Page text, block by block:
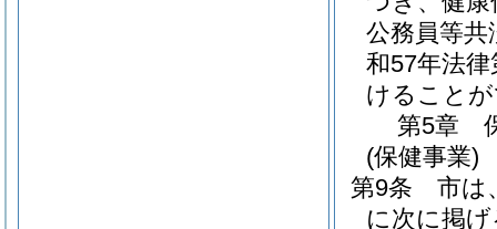
公務員等共
和57年法律
けること
第5章
(保健事業)
第9条
市は
に次に掲